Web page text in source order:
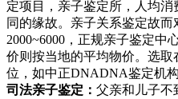
定项目，亲子鉴定所，人均
同的缘故。亲子关系鉴定故
2000~6000，正规亲子鉴定中
价则按当地的平均物价。选
位，如中正DNADNA鉴定机
司法亲子鉴定： 父亲和儿子不